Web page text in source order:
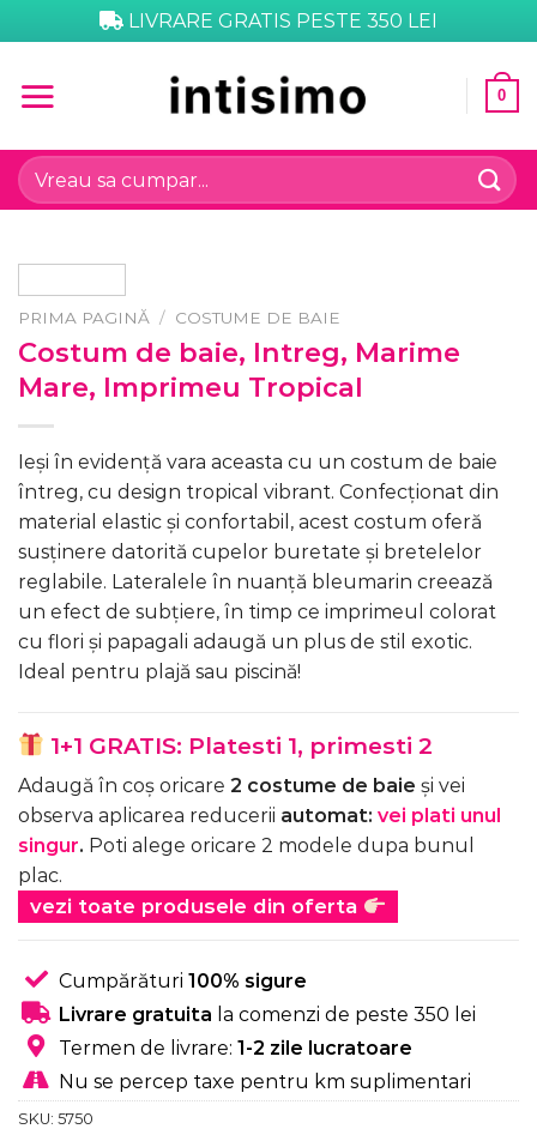
to
LIVRARE GRATIS PESTE 350 LEI
0
Caută
după:
PRIMA PAGINĂ / COSTUME DE BAIE
Costum de baie, Intreg, Marime
Mare, Imprimeu Tropical
Ieși în evidență vara aceasta cu un costum de baie
întreg, cu design tropical vibrant. Confecționat din
material elastic și confortabil, acest costum oferă
susținere datorită cupelor buretate și bretelelor
reglabile. Lateralele în nuanță bleumarin creează
un efect de subțiere, în timp ce imprimeul colorat
cu flori și papagali adaugă un plus de stil exotic.
Ideal pentru plajă sau piscină!
1+1 GRATIS: Platesti 1, primesti 2
Adaugă în coș oricare 2 costume de baie și vei
observa aplicarea reducerii automat: vei plati unul
singur. Poti alege oricare 2 modele dupa bunul
plac.
vezi toate produsele din oferta
Cumpărături 100% sigure
Livrare gratuita la comenzi de peste 350 lei
Termen de livrare: 1-2 zile lucratoare
Nu se percep taxe pentru km suplimentari
SKU: 5750